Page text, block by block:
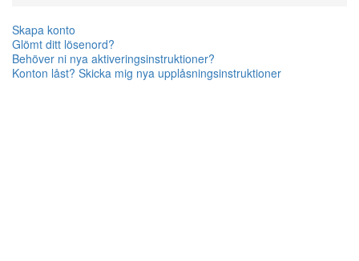
Skapa konto
Glömt ditt lösenord?
Behöver ni nya aktiveringsinstruktioner?
Konton låst? Skicka mig nya upplåsningsinstruktioner